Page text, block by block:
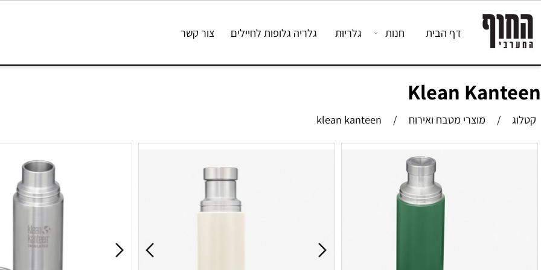
דף הבית חנות גלריות גלריה גלופות לחיילים צור קשר
Klean
/ מוצרי מטבח ואירוח /
klean kanteen